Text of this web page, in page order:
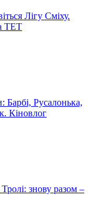
Лігу Сміху.
ТЕТ
Барбі, Русалонька,
Кіновлог
знову разом –